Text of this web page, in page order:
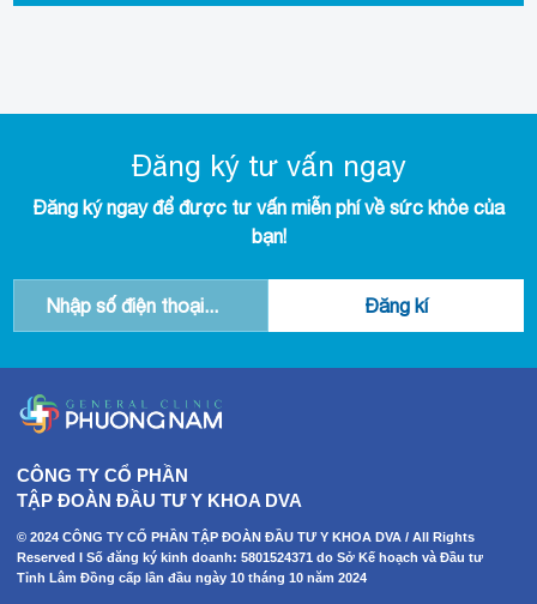
Đăng ký tư vấn ngay
Đăng ký ngay để được tư vấn miễn phí về sức khỏe của
bạn!
CÔNG TY CỔ PHẦN
TẬP ĐOÀN ĐẦU TƯ Y KHOA DVA
© 2024 CÔNG TY CỔ PHẦN TẬP ĐOÀN ĐẦU TƯ Y KHOA DVA / All Rights
Reserved I Số đăng ký kinh doanh: 5801524371 do Sở Kế hoạch và Đầu tư
Tỉnh Lâm Đồng cấp lần đầu ngày 10 tháng 10 năm 2024